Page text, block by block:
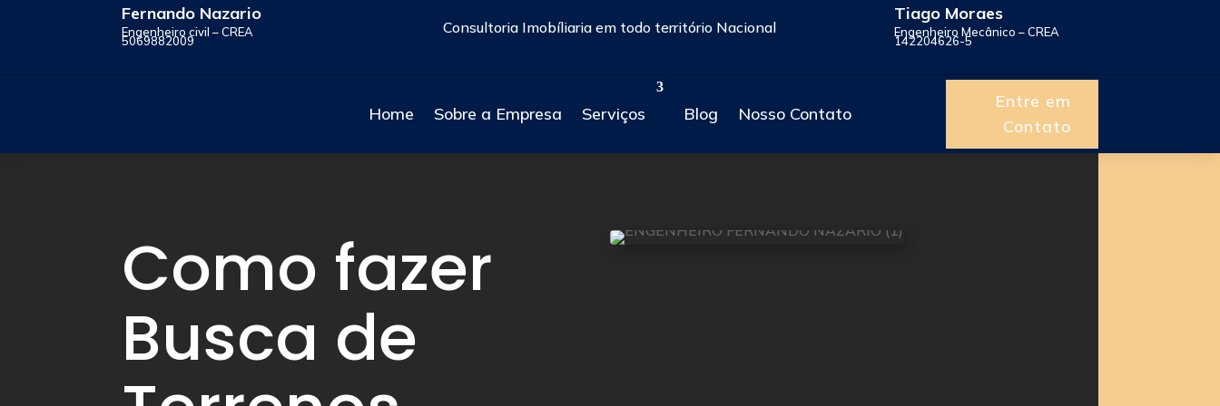
Fernando Nazario
Engenheiro civil – CREA
5069882009
Consultoria Imobíliaria em todo território Nacional
Tiago Moraes
Engenheiro Mecânico – CREA
142204626-5
Home Sobre a Empresa Serviços Blog Nosso Contato
Entre em
Contato
Como fazer
Busca de